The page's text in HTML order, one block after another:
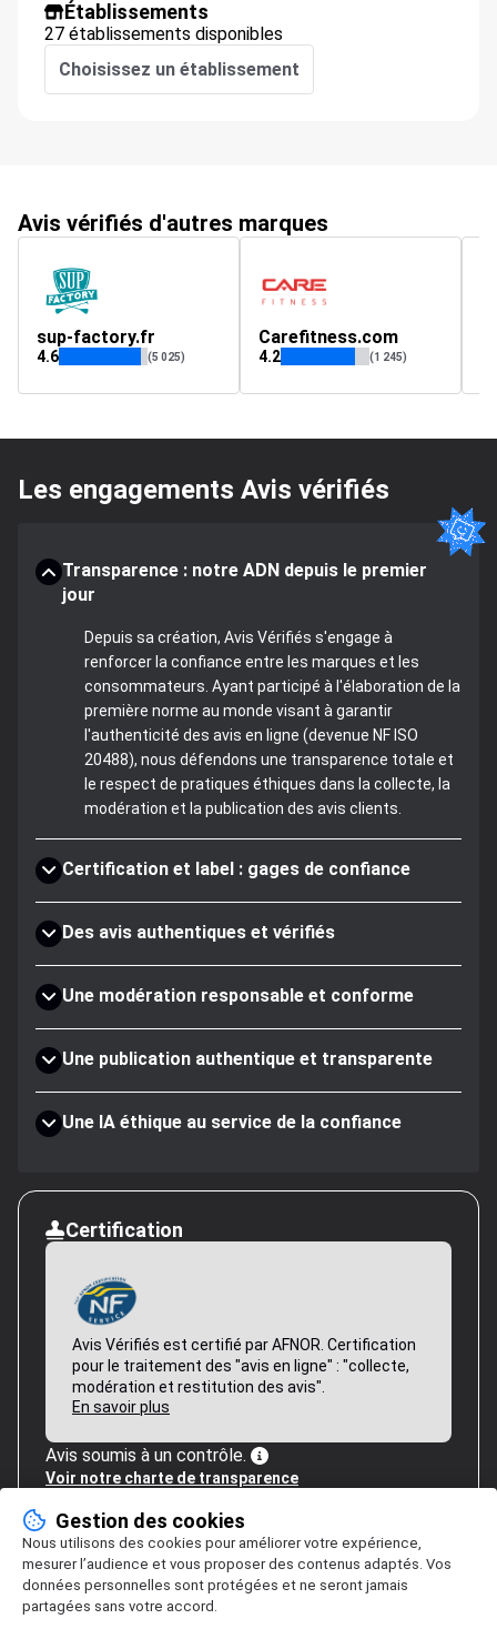
Établissements
27 établissements disponibles
Choisissez un établissement
Avis vérifiés d'autres marques
sup-factory.fr
4.6 (5 025)
Carefitness.com
4.2 (1 245)
Les engagements Avis vérifiés
Transparence : notre ADN depuis le premier
jour
Depuis sa création, Avis Vérifiés s'engage à
renforcer la confiance entre les marques et les
consommateurs. Ayant participé à l'élaboration de la
première norme au monde visant à garantir
l'authenticité des avis en ligne (devenue NF ISO
20488), nous défendons une transparence totale et
le respect de pratiques éthiques dans la collecte, la
modération et la publication des avis clients.
Certification et label : gages de confiance
Des avis authentiques et vérifiés
Une modération responsable et conforme
Une publication authentique et transparente
Une IA éthique au service de la confiance
Certification
Avis Vérifiés est certifié par AFNOR. Certification
pour le traitement des "avis en ligne" : "collecte,
modération et restitution des avis".
En savoir plus
Avis soumis à un contrôle.
Voir notre charte de transparence
Gestion des cookies
Nous utilisons des cookies pour améliorer votre expérience,
mesurer l’audience et vous proposer des contenus adaptés. Vos
données personnelles sont protégées et ne seront jamais
partagées sans votre accord.